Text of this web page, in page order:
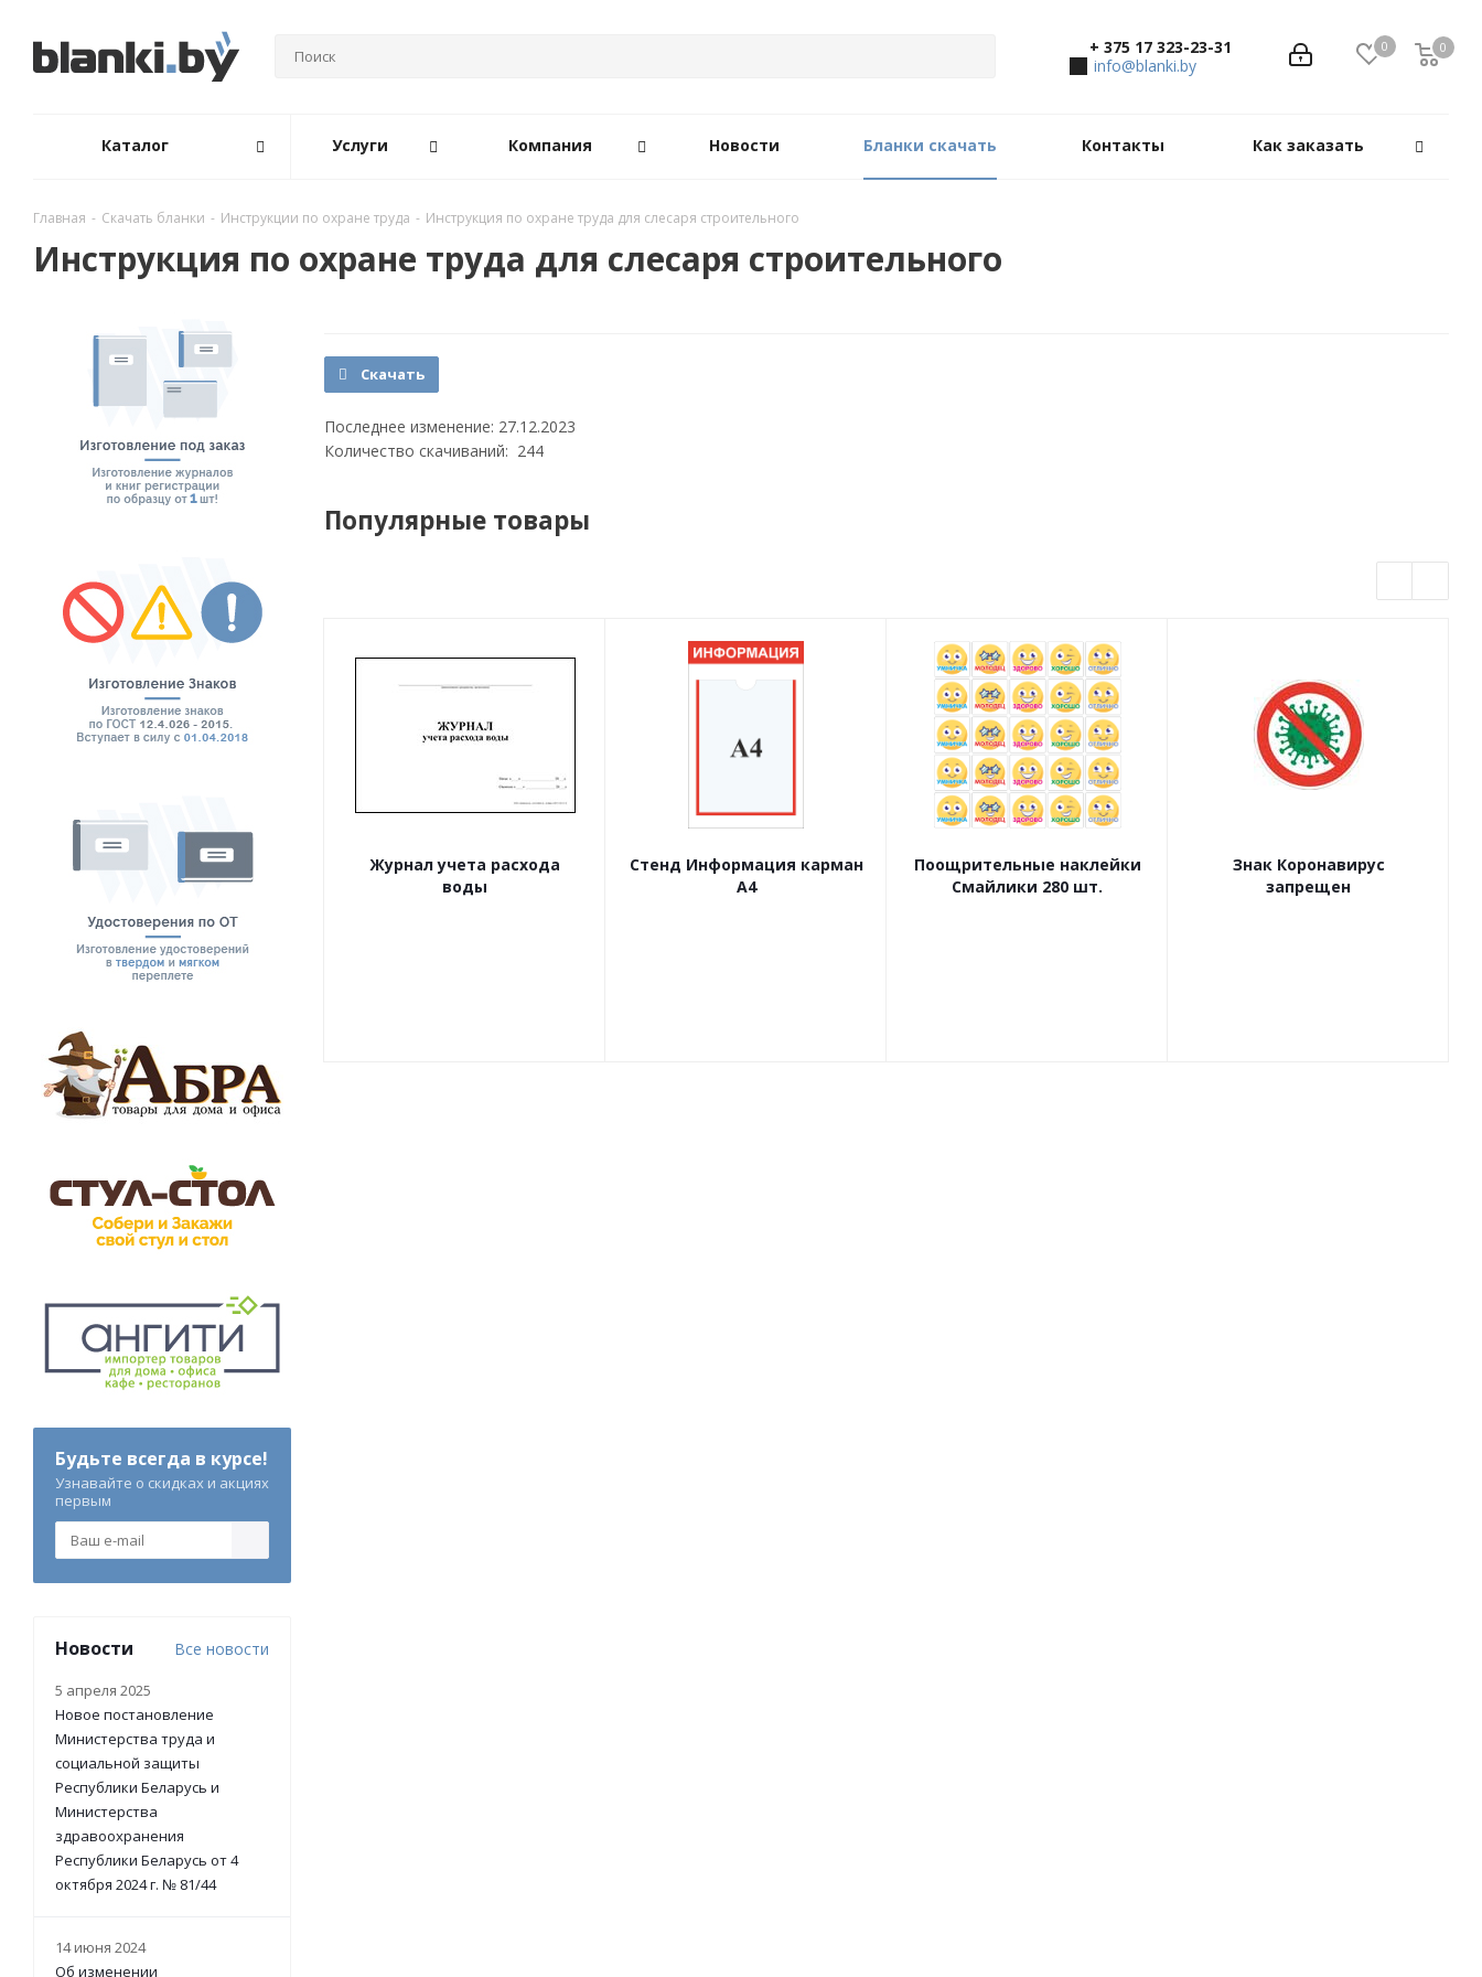
0 0
0
+ 375 17 323-23-31
info@blanki.by
Каталог Услуги Компания Новости Бланки скачать Контакты Как заказать
Главная - Скачать бланки - Инструкции по охране труда - Инструкция по охране труда для слесаря строительного
Инструкция по охране труда для слесаря строительного
Скачать
Последнее изменение: 27.12.2023
Количество скачиваний: 244
Популярные товары
Журнал учета расхода
воды
Стенд Информация карман
А4
Поощрительные наклейки
Смайлики 280 шт.
Знак Коронавирус
запрещен
Будьте всегда в курсе!
Узнавайте о скидках и акциях
первым
Новости Все новости
5 апреля 2025
Новое постановление
Министерства труда и
социальной защиты
Республики Беларусь и
Министерства
здравоохранения
Республики Беларусь от 4
октября 2024 г. № 81/44
14 июня 2024
Об изменении